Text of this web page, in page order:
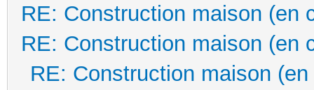
RE: Construction maison (en
RE: Construction maison (en
RE: Construction maison